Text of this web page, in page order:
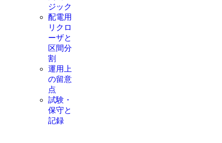
ジック
配電用
リクロ
ーザと
区間分
割
運用上
の留意
点
試験・
保守と
記録